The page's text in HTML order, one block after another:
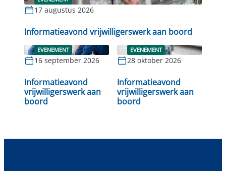
17 augustus 2026
Informatieavond vrijwilligerswerk aan boord
Lees verder
EVENEMENT
16 september 2026
Informatieavond
vrijwilligerswerk aan
boord
EVENEMENT
28 oktober 2026
Informatieavond
vrijwilligerswerk aan
boord